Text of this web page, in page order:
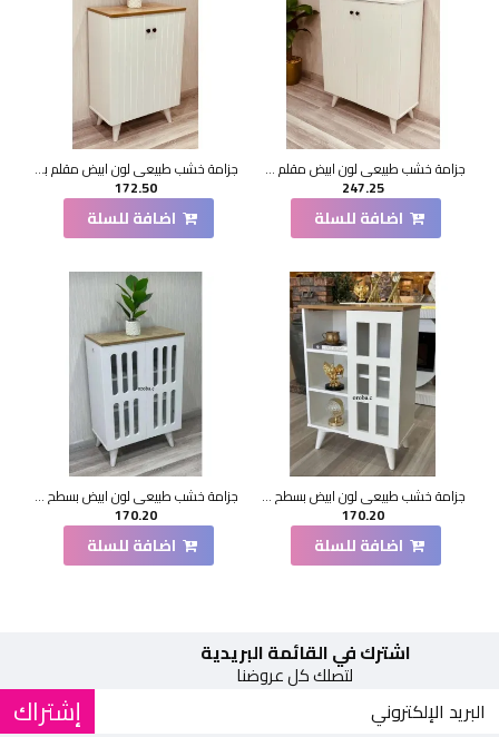
جزامة خشب طبيعي لون ابيض مقلم 2 باب 33*80*105سم
247.25
اضافة للسلة
جزامة خشب طبيعي لون ابيض مقلم بسطح بيج 2 باب 60*33*90 سم
172.50
اضافة للسلة
جزامة خشب طبيعي لون ابيض بسطح بيج1 باب 60*33*90 سم
170.20
اضافة للسلة
جزامة خشب طبيعي لون ابيض بسطح بيج2 باب 60*33*90 سم
170.20
اضافة للسلة
اشترك في القائمة البريدية
لتصلك كل عروضنا
إشتراك